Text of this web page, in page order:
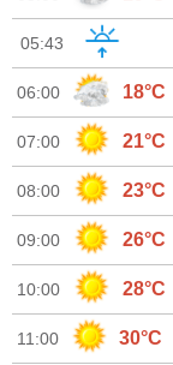
05:43
06:00 18°C
07:00 21°C
08:00 23°C
09:00 26°C
10:00 28°C
11:00 30°C